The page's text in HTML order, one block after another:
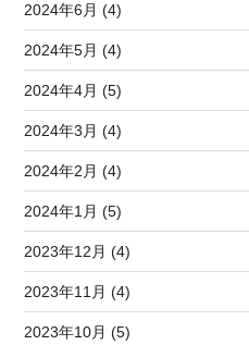
2024年6月 (4)
2024年5月 (4)
2024年4月 (5)
2024年3月 (4)
2024年2月 (4)
2024年1月 (5)
2023年12月 (4)
2023年11月 (4)
2023年10月 (5)